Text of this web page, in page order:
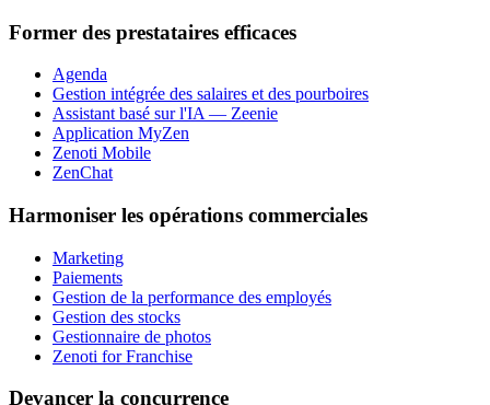
Former des prestataires efficaces
Agenda
Gestion intégrée des salaires et des pourboires
Assistant basé sur l'IA — Zeenie
Application MyZen
Zenoti Mobile
ZenChat
Harmoniser les opérations commerciales
Marketing
Paiements
Gestion de la performance des employés
Gestion des stocks
Gestionnaire de photos
Zenoti for Franchise
Devancer la concurrence